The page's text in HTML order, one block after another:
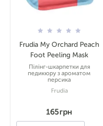
Frudia My Orchard Peach
Foot Peeling Mask
Пілінг-шкарпетки для
педикюру з ароматом
персика
Frudia
165 грн